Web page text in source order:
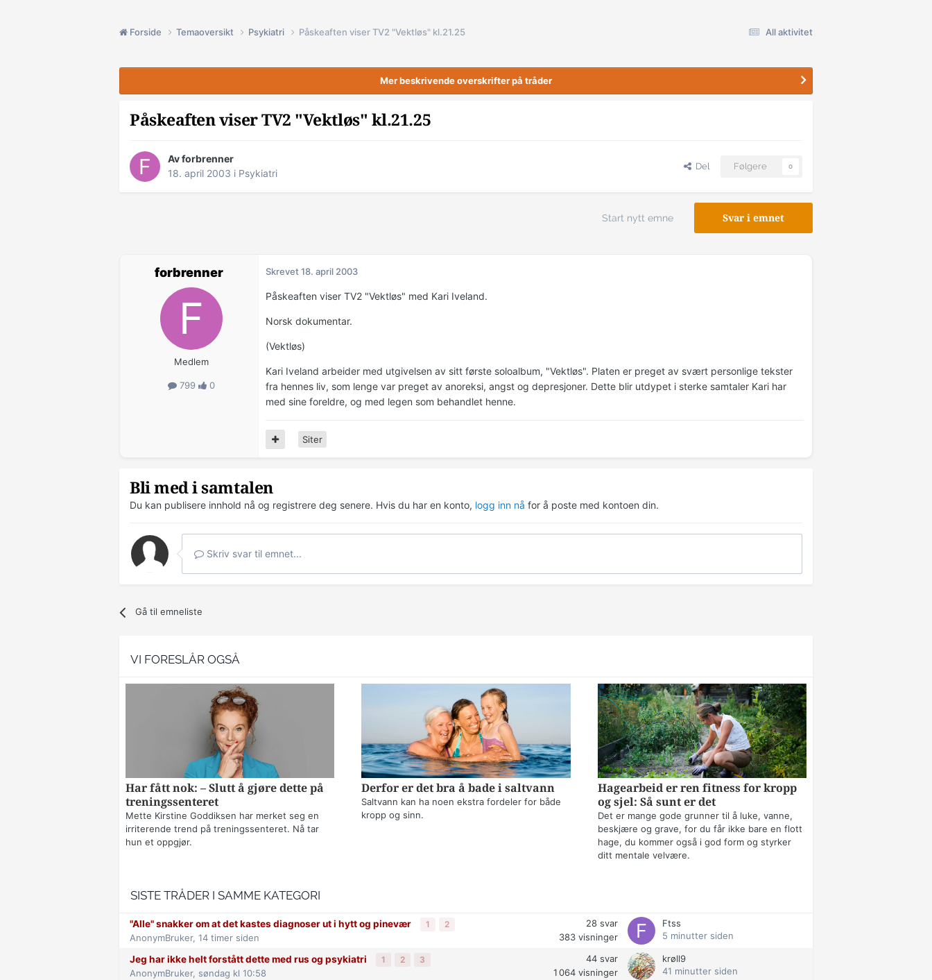
All aktivitet
Forside Temaoversikt Psykiatri Påskeaften viser TV2 "Vektløs" kl.21.25
Mer beskrivende overskrifter på tråder
Påskeaften viser TV2 "Vektløs" kl.21.25
Av forbrenner
18. april 2003 i Psykiatri
Del Følgere 0
Svar i emnet
Start nytt emne
forbrenner
Medlem
799 0
Skrevet18. april 2003
Påskeaften viser TV2 "Vektløs" med Kari Iveland.
Norsk dokumentar.
(Vektløs)
Kari Iveland arbeider med utgivelsen av sitt første soloalbum, "Vektløs". Platen er preget av svært personlige tekster
fra hennes liv, som lenge var preget av anoreksi, angst og depresjoner. Dette blir utdypet i sterke samtaler Kari har
med sine foreldre, og med legen som behandlet henne.
Siter
Bli med i samtalen
Du kan publisere innhold nå og registrere deg senere. Hvis du har en konto, logg inn nå for å poste med kontoen din.
Skriv svar til emnet...
Gå til emneliste
VI FORESLÅR OGSÅ
Har fått nok: – Slutt å gjøre dette på
treningssenteret
Mette Kirstine Goddiksen har merket seg en
irriterende trend på treningssenteret. Nå tar
hun et oppgjør.
Derfor er det bra å bade i saltvann
Saltvann kan ha noen ekstra fordeler for både
kropp og sinn.
Hagearbeid er ren fitness for kropp
og sjel: Så sunt er det
Det er mange gode grunner til å luke, vanne,
beskjære og grave, for du får ikke bare en flott
hage, du kommer også i god form og styrker
ditt mentale velvære.
SISTE TRÅDER I SAMME KATEGORI
"Alle" snakker om at det kastes diagnoser ut i hytt og pinevær 1 2
AnonymBruker, 14 timer siden
28 svar
383 visninger
Ftss
5 minutter siden
Jeg har ikke helt forstått dette med rus og psykiatri 1 2 3
AnonymBruker, søndag kl 10:58
44 svar
1 064 visninger
krøll9
41 minutter siden